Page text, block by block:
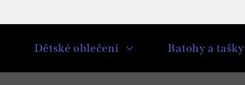
Dětské oblečení Batohy a tašky